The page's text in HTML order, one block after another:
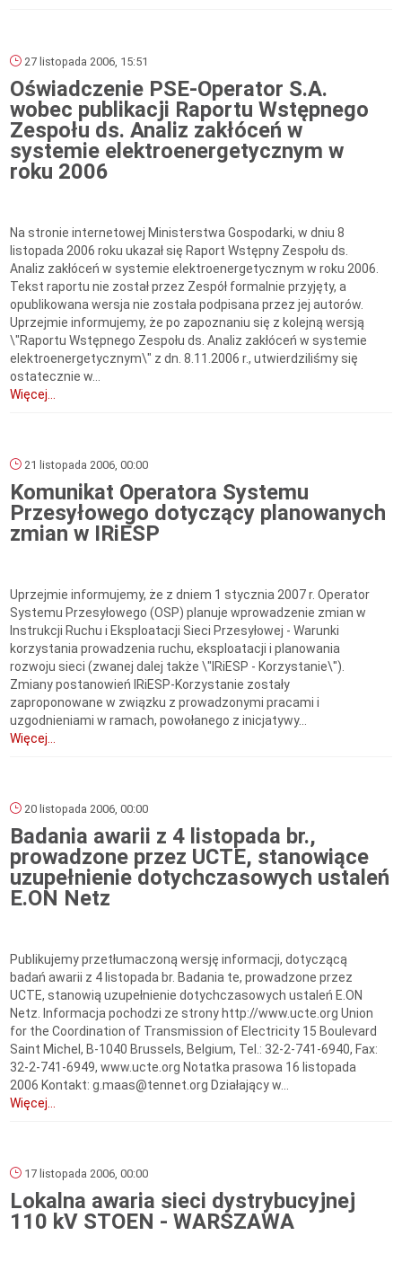
27 listopada 2006, 15:51
Oświadczenie PSE-Operator S.A.
wobec publikacji Raportu Wstępnego
Zespołu ds. Analiz zakłóceń w
systemie elektroenergetycznym w
roku 2006
Na stronie internetowej Ministerstwa Gospodarki, w dniu 8
listopada 2006 roku ukazał się Raport Wstępny Zespołu ds.
Analiz zakłóceń w systemie elektroenergetycznym w roku 2006.
Tekst raportu nie został przez Zespół formalnie przyjęty, a
opublikowana wersja nie została podpisana przez jej autorów.
Uprzejmie informujemy, że po zapoznaniu się z kolejną wersją
\"Raportu Wstępnego Zespołu ds. Analiz zakłóceń w systemie
elektroenergetycznym\" z dn. 8.11.2006 r., utwierdziliśmy się
ostatecznie w...
Więcej...
21 listopada 2006, 00:00
Komunikat Operatora Systemu
Przesyłowego dotyczący planowanych
zmian w IRiESP
Uprzejmie informujemy, że z dniem 1 stycznia 2007 r. Operator
Systemu Przesyłowego (OSP) planuje wprowadzenie zmian w
Instrukcji Ruchu i Eksploatacji Sieci Przesyłowej - Warunki
korzystania prowadzenia ruchu, eksploatacji i planowania
rozwoju sieci (zwanej dalej także \"IRiESP - Korzystanie\").
Zmiany postanowień IRiESP-Korzystanie zostały
zaproponowane w związku z prowadzonymi pracami i
uzgodnieniami w ramach, powołanego z inicjatywy...
Więcej...
20 listopada 2006, 00:00
Badania awarii z 4 listopada br.,
prowadzone przez UCTE, stanowiące
uzupełnienie dotychczasowych ustaleń
E.ON Netz
Publikujemy przetłumaczoną wersję informacji, dotyczącą
badań awarii z 4 listopada br. Badania te, prowadzone przez
UCTE, stanowią uzupełnienie dotychczasowych ustaleń E.ON
Netz. Informacja pochodzi ze strony http://www.ucte.org Union
for the Coordination of Transmission of Electricity 15 Boulevard
Saint Michel, B-1040 Brussels, Belgium, Tel.: 32-2-741-6940, Fax:
32-2-741-6949, www.ucte.org Notatka prasowa 16 listopada
2006 Kontakt: g.maas@tennet.org Działający w...
Więcej...
17 listopada 2006, 00:00
Lokalna awaria sieci dystrybucyjnej
110 kV STOEN - WARSZAWA